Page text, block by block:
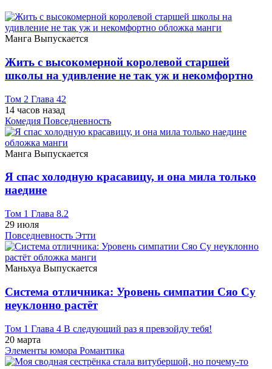
Манга Выпускается
Жить с высокомерной королевой старшей
школы на удивление не так уж и некомфортно
Том 2 Глава 42
14 часов назад
Комедия Повседневность
Манга Выпускается
Я спас холодную красавицу, и она мила только
наедине
Том 1 Глава 8.2
29 июля
Повседневность Этти
Маньхуа Выпускается
Система отличника: Уровень симпатии Сяо Су
неуклонно растёт
Том 1 Глава 4 В следующий раз я превзойду тебя!
20 марта
Элементы юмора Романтика